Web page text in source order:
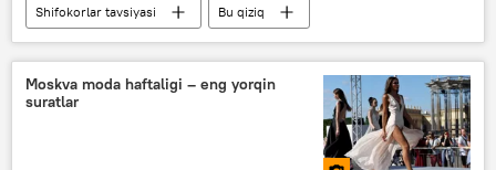
Shifokorlar tavsiyasi Bu qiziq
Moskva moda haftaligi – eng yorqin
suratlar